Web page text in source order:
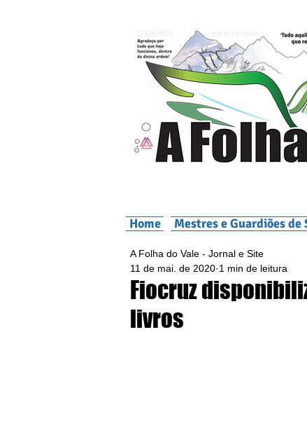
Home Mestres e Guardiões de
Fiocruz
livros
A Folha do Vale - Jornal e Site
11 de mai. de 2020 1 min de leitura